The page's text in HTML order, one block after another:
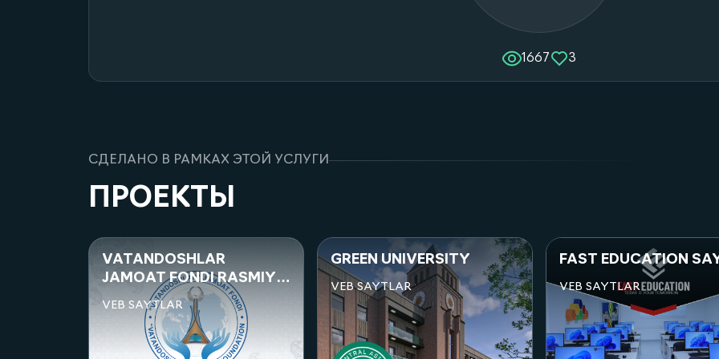
1667 3
СДЕЛАНО В РАМКАХ ЭТОЙ УСЛУГИ
ПРОЕКТЫ
GREEN UNIVERSITY
VEB SAYTLAR
FAST EDUCATION SAYT
VEB SAYTLAR
TAXI 1313
VEB SAYTLAR